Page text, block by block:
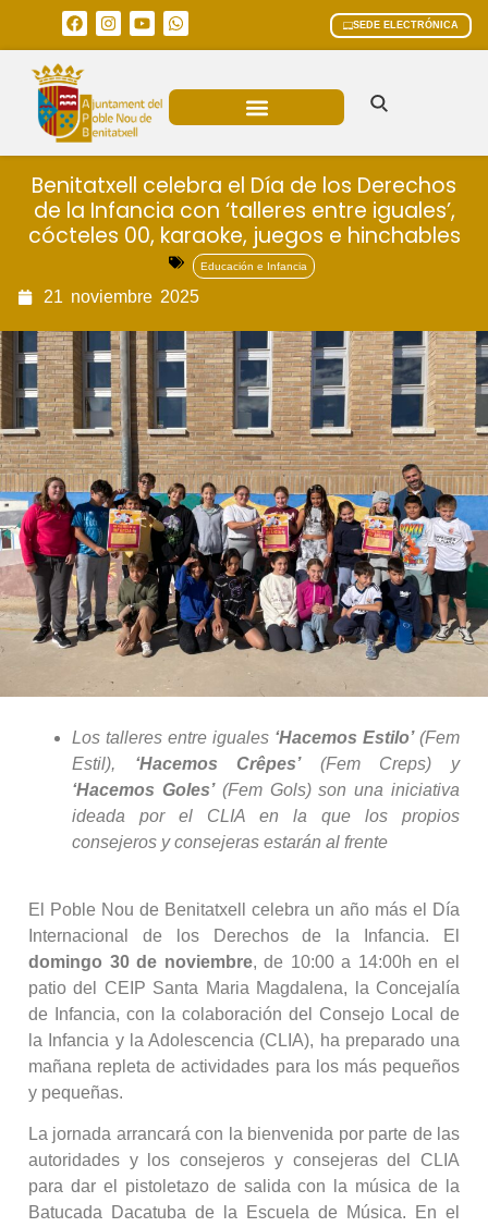
SEDE ELECTRÓNICA
Benitatxell celebra el Día de los Derechos
de la Infancia con ‘talleres entre iguales’,
cócteles 00, karaoke, juegos e hinchables
Educación e Infancia
21 noviembre 2025
Los talleres entre iguales ‘Hacemos Estilo’(Fem
Estil), ‘Hacemos Crêpes’(Fem Creps) y
‘Hacemos Goles’(Fem Gols) son una iniciativa
ideada por el CLIA en la que los propios
consejeros y consejeras estarán al frente
El Poble Nou de Benitatxell celebra un año más el Día
Internacional de los Derechos de la Infancia. El
domingo 30 de noviembre, de 10:00 a 14:00h en el
patio del CEIP Santa Maria Magdalena, la Concejalía
de Infancia, con la colaboración del Consejo Local de
la Infancia y la Adolescencia (CLIA), ha preparado una
mañana repleta de actividades para los más pequeños
y pequeñas.
La jornada arrancará con la bienvenida por parte de las
autoridades y los consejeros y consejeras del CLIA
para dar el pistoletazo de salida con la música de la
Batucada Dacatuba de la Escuela de Música. En el